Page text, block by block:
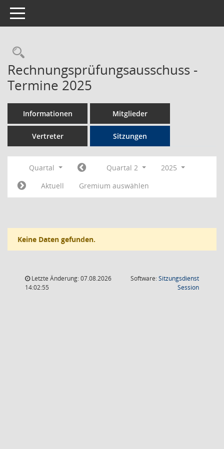
Toggle navigation
Rechercheauswahl
Rechnungsprüfungsausschuss -
Termine 2025
Informationen Mitglieder
Vertreter Sitzungen
Quartal Quartal 2
2025
Aktuell
Gremium auswählen
Keine Daten gefunden.
Letzte Änderung: 07.08.2026
14:02:55
Software:Sitzungsdienst
Session(Wird in